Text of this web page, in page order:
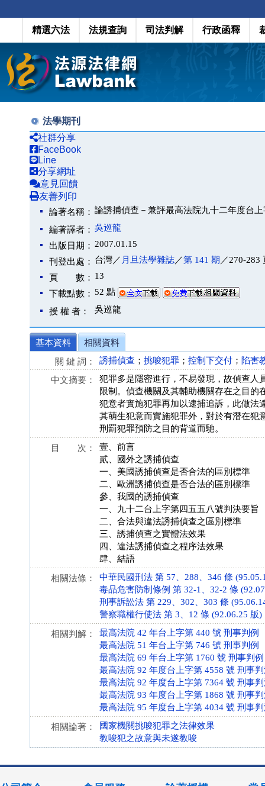
精選六法 法規查詢 司法判解 行政函釋
法學期刊
社群分享
FaceBook
Line
分享網址
意見回饋
友善列印
論著名稱： 論誘捕偵查－兼評最高法院九十二年度台
編著譯者： 吳巡龍
出版日期： 2007.01.15
刊登出處： 台灣／ 月旦法學雜誌／第 141 期 ／270-283
頁 數： 13
下載點數： 52 點
授 權 者： 吳巡龍
基本資料
相關資料
關 鍵 詞：
誘捕偵查 ； 挑唆犯罪 ； 控制下交付 ； 陷害
中文摘要：
犯罪多是隱密進行，不易發現，故偵查人
限制。偵查機關及其輔助機關存在之目
犯意者實施犯罪再加以逮捕追訴，此做法
其萌生犯意而實施犯罪外，對於有潛在犯
刑罰犯罪預防之目的背道而馳。
目 次：
壹、前言
貳、國外之誘捕偵查
一、美國誘捕偵查是否合法的區別標準
二、歐洲誘捕偵查是否合法的區別標準
參、我國的誘捕偵查
一、九十二台上字第四五五八號判決要旨
二、合法與違法誘捕偵查之區別標準
三、誘捕偵查之實體法效果
四、違法誘捕偵查之程序法效果
肆、結語
相關法條：
中華民國刑法 第 57、288、346 條
毒品危害防制條例 第 32-1、32-2 條
刑事訴訟法 第 229、302、303 條
警察職權行使法 第 3、12 條 (92.06.25 版)
相關判解：
最高法院 42 年台上字第 440 號 刑事判例
最高法院 51 年台上字第 746 號 刑事判例
最高法院 69 年台上字第 1760 號 刑事判例
最高法院 92 年度台上字第 4558 號 刑事
最高法院 92 年度台上字第 7364 號 刑事
最高法院 93 年度台上字第 1868 號 刑事
最高法院 95 年度台上字第 4034 號 刑事
相關論著：
國家機關挑唆犯罪之法律效果
教唆犯之故意與未遂教唆